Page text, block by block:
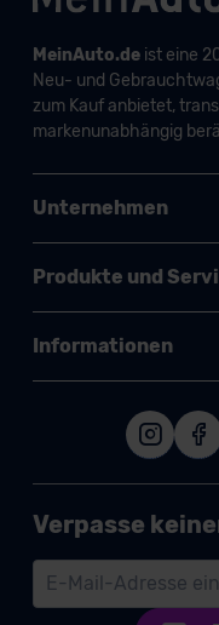
MeinAuto.deist eine
Neu- und
zum Kauf anbietet,
markenunabhängig
Unternehmen
Produkte und
Informationen
Verpasse